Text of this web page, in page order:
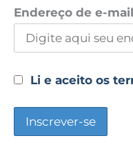
Endereço de e-
Li e aceito os